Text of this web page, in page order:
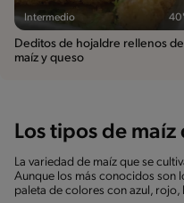
Intermedio 40'
Deditos de hojaldre rellenos de
maíz y queso
Los tipos de maíz
La variedad de maíz que se
Aunque los más conocidos son
paleta de colores con azul,